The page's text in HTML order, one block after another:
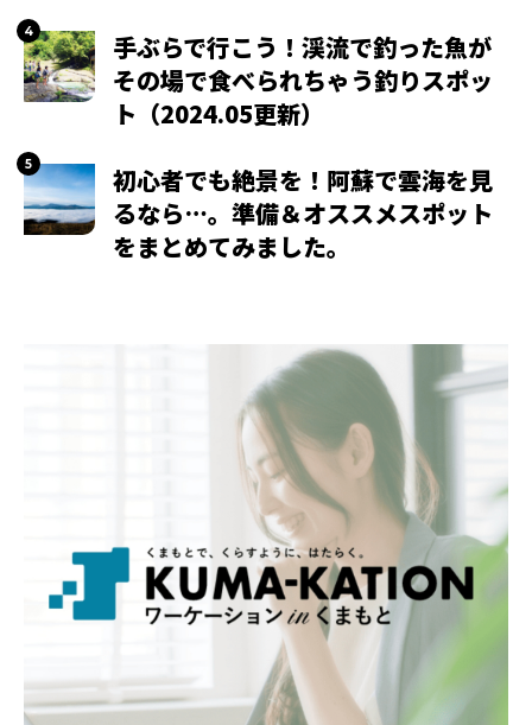
手ぶらで行こう！渓流で釣った魚が
その場で食べられちゃう釣りスポッ
ト（2024.05更新）
初心者でも絶景を！阿蘇で雲海を見
るなら…。準備＆オススメスポット
をまとめてみました。